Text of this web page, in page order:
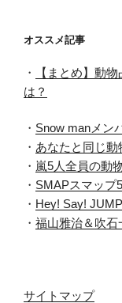
オススメ記事
・
【まとめ】動
は？
・ Snow manメン
・ あなたと同じ動
・ 嵐5人全員の動
・ SMAPスマップ
・ Hey! Say!
・ 福山雅治＆吹石
サイトマップ